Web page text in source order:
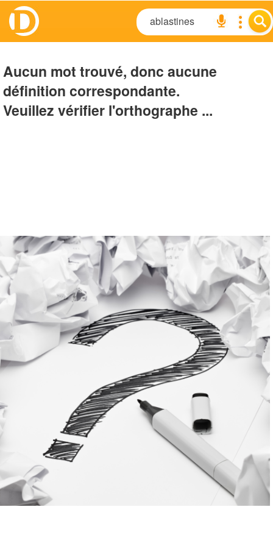
Aucun mot trouvé, donc aucune
définition correspondante.
Veuillez vérifier l'orthographe ...